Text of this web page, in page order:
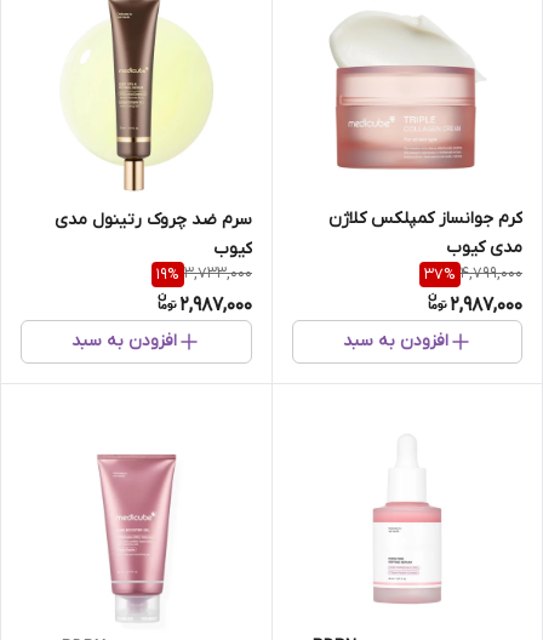
کرم جوانساز کمپلکس کلاژن
مدی کیوب
4,799,000
37%
2,987,000
افزودن به سبد
سرم ضد چروک رتینول مدی
کیوب
3,733,000
19%
2,987,000
افزودن به سبد